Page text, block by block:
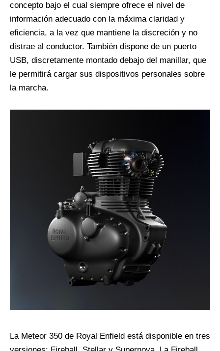
concepto bajo el cual siempre ofrece el nivel de
información adecuado con la máxima claridad y
eficiencia, a la vez que mantiene la discreción y no
distrae al conductor. También dispone de un puerto
USB, discretamente montado debajo del manillar, que
le permitirá cargar sus dispositivos personales sobre
la marcha.
La Meteor 350 de Royal Enfield está disponible en tres